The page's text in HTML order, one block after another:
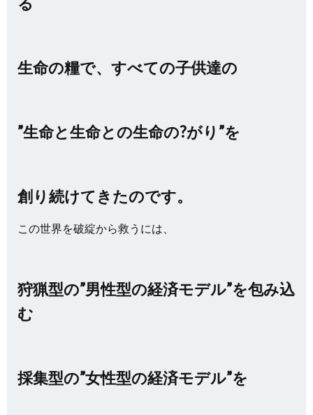
生命の糧で、すべての子供達の
”生命と生命との生命の?がり”を
創り続けてきたのです。
この世界を破綻から救うには、
狩猟型の”男性型の経済モデル”を包み込
む
採集型の”女性型の経済モデル”を